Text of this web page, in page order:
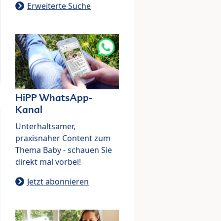
Erweiterte Suche
HiPP WhatsApp-
Kanal
Unterhaltsamer,
praxisnaher Content zum
Thema Baby - schauen Sie
direkt mal vorbei!
Jetzt abonnieren